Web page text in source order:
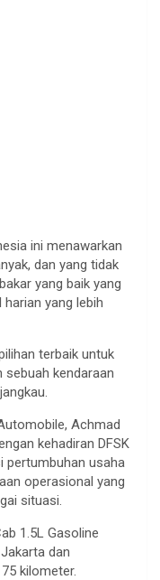
ini menawarkan
dan yang tidak
yang baik yang
yang lebih
terbaik untuk
sebuah kendaraan
Achmad
kehadiran DFSK
pertumbuhan usaha
operasional yang
situasi.
1.5L Gasoline
dan
kilometer.